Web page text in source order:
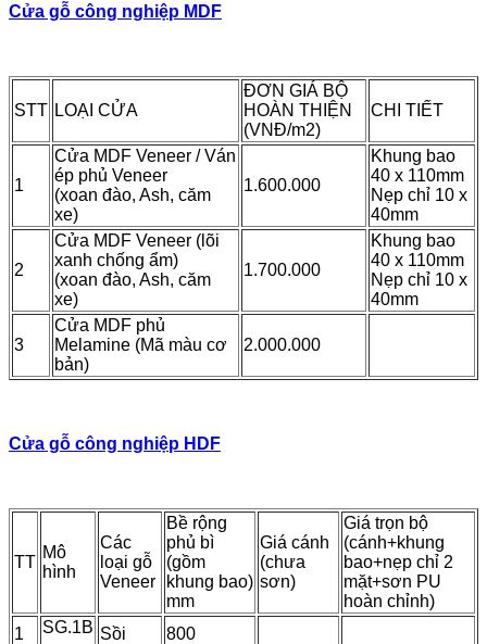
Cửa gỗ công nghiệp MDF
STT LOẠI CỬA
ĐƠN GIÁ BỘ
HOÀN THIỆN
(VNĐ/m2)
CHI TIẾT
1
Cửa MDF Veneer / Ván
ép phủ Veneer
(xoan đào, Ash, căm
xe)
1.600.000
Khung bao
40 x 110mm
Nẹp chỉ 10 x
40mm
2
Cửa MDF Veneer (lõi
xanh chống ẩm)
(xoan đào, Ash, căm
xe)
1.700.000
Khung bao
40 x 110mm
Nẹp chỉ 10 x
40mm
3
Cửa MDF phủ
Melamine (Mã màu cơ
bản)
2.000.000
Cửa gỗ công nghiệp HDF
TT
Mô
hình
Các
loại gỗ
Veneer
Bề rộng
phủ bì
(gồm
khung bao)
mm
Giá cánh
(chưa
sơn)
Giá trọn bộ
(cánh+khung
bao+nẹp chỉ 2
mặt+sơn PU
hoàn chỉnh)
1
SG.1B Sồi 800